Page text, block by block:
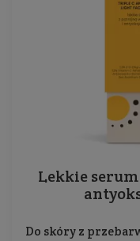
Lekkie
Do skóry z